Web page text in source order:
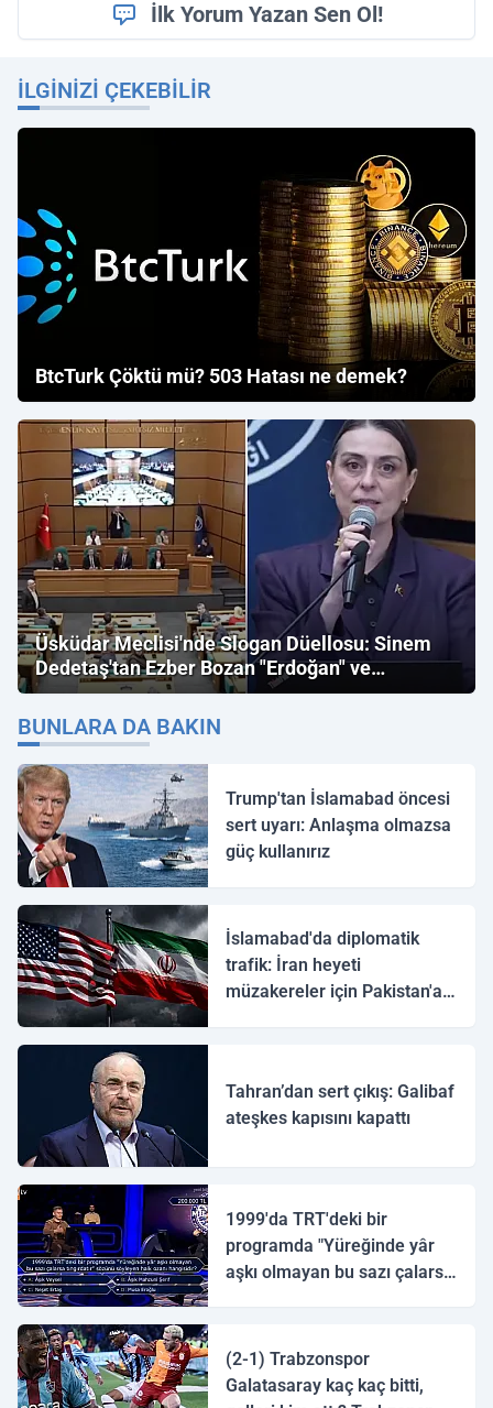
İlk Yorum Yazan Sen Ol!
İLGINIZI ÇEKEBILIR
BtcTurk Çöktü mü? 503 Hatası ne demek?
Üsküdar Meclisi'nde Slogan Düellosu: Sinem
Dedetaş'tan Ezber Bozan "Erdoğan" ve
"İmamoğlu" Çıkışı!
BUNLARA DA BAKIN
Trump'tan İslamabad öncesi
sert uyarı: Anlaşma olmazsa
güç kullanırız
İslamabad'da diplomatik
trafik: İran heyeti
müzakereler için Pakistan'a
Tahran’dan sert çıkış: Galibaf
ateşkes kapısını kapattı
1999'da TRT'deki bir
programda "Yüreğinde yâr
aşkı olmayan bu sazı çalarsa
(2-1) Trabzonspor
Galatasaray kaç kaç bitti,